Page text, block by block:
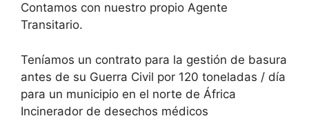
Contamos con nuestro propio Agente
Transitario.
Teníamos un contrato para la gestión de basura
antes de su Guerra Civil por 120 toneladas / día
para un municipio en el norte de África
Incinerador de desechos médicos